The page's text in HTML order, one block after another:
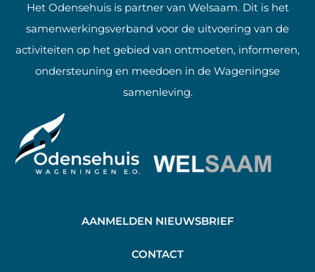
Het Odensehuis is partner van Welsaam. Dit is het
samenwerkingsverband voor de uitvoering van de
activiteiten op het gebied van ontmoeten, informeren,
ondersteuning en meedoen in de Wageningse
samenleving.
AANMELDEN NIEUWSBRIEF
CONTACT